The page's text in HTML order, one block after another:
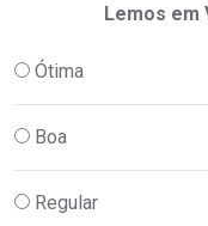
Lemos em
Ótima
Boa
Regular